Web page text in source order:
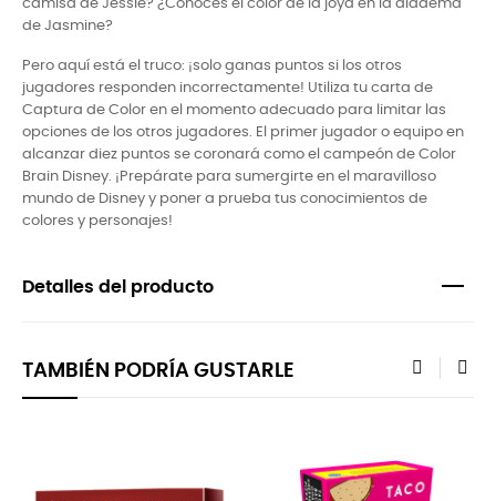
camisa de Jessie? ¿Conoces el color de la joya en la diadema
de Jasmine?
Pero aquí está el truco: ¡solo ganas puntos si los otros
jugadores responden incorrectamente! Utiliza tu carta de
Captura de Color en el momento adecuado para limitar las
opciones de los otros jugadores. El primer jugador o equipo en
alcanzar diez puntos se coronará como el campeón de Color
Brain Disney. ¡Prepárate para sumergirte en el maravilloso
mundo de Disney y poner a prueba tus conocimientos de
colores y personajes!
Detalles del producto
TAMBIÉN PODRÍA GUSTARLE